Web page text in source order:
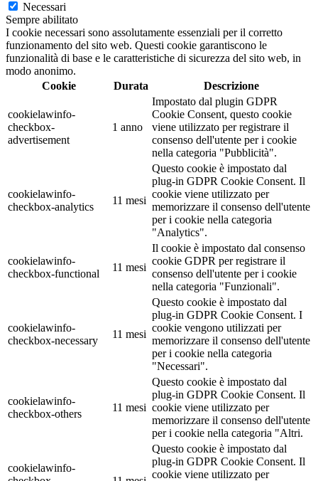
Necessari
Sempre abilitato
I cookie necessari sono assolutamente essenziali per il corretto
funzionamento del sito web. Questi cookie garantiscono le
funzionalità di base e le caratteristiche di sicurezza del sito web, in
modo anonimo.
Cookie
Durata Descrizione
cookielawinfo-
checkbox-
advertisement
1 anno
Impostato dal plugin GDPR
Cookie Consent, questo cookie
viene utilizzato per registrare il
consenso dell'utente per i cookie
nella categoria "Pubblicità".
cookielawinfo-
checkbox-analytics
11 mesi
Questo cookie è impostato dal
plug-in GDPR Cookie Consent. Il
cookie viene utilizzato per
memorizzare il consenso dell'utente
per i cookie nella categoria
"Analytics".
cookielawinfo-
checkbox-functional
11 mesi
Il cookie è impostato dal consenso
cookie GDPR per registrare il
consenso dell'utente per i cookie
nella categoria "Funzionali".
cookielawinfo-
checkbox-necessary
11 mesi
Questo cookie è impostato dal
plug-in GDPR Cookie Consent. I
cookie vengono utilizzati per
memorizzare il consenso dell'utente
per i cookie nella categoria
"Necessari".
cookielawinfo-
checkbox-others
11 mesi
Questo cookie è impostato dal
plug-in GDPR Cookie Consent. Il
cookie viene utilizzato per
memorizzare il consenso dell'utente
per i cookie nella categoria "Altri.
cookielawinfo-
Questo cookie è impostato dal
plug-in GDPR Cookie Consent. Il
cookie viene utilizzato per